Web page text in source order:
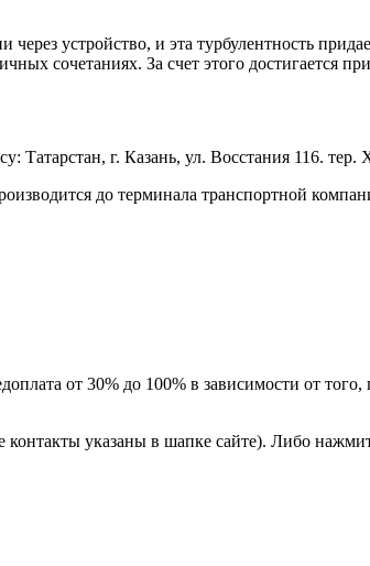
через устройство, и эта турбулентность
сочетаниях. За счет этого достигается
Татарстан, г. Казань, ул. Восстания 116. тер.
до терминала транспортной
от 30% до 100% в зависимости от
контакты указаны в шапке сайте). Либо